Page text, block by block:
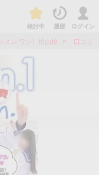
検討中 履歴 ログイン
スン.ワン）松山校 > 口コミ